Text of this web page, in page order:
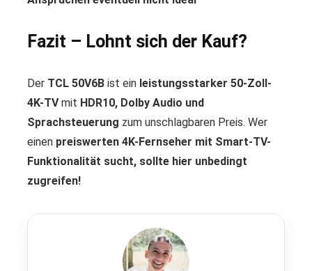
Fazit – Lohnt sich der Kauf?
Der TCL 50V6B ist ein leistungsstarker 50-Zoll-
4K-TVmit HDR10, Dolby Audio und
Sprachsteuerung zum unschlagbaren Preis. Wer
einen preiswerten 4K-Fernseher mit Smart-TV-
Funktionalität sucht, sollte hier unbedingt
zugreifen!